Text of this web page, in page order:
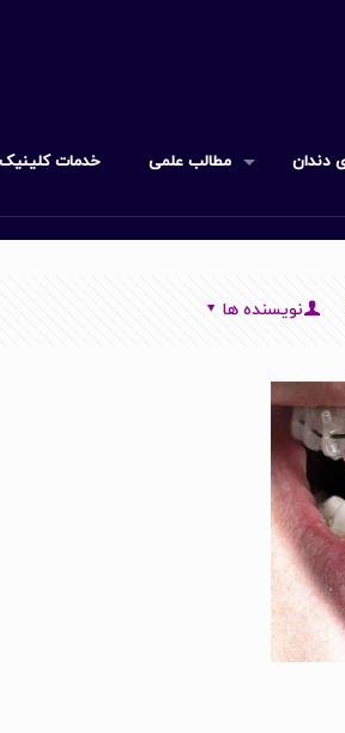
دندان مطالب علمی خدمات کلینیک
نویسنده ها